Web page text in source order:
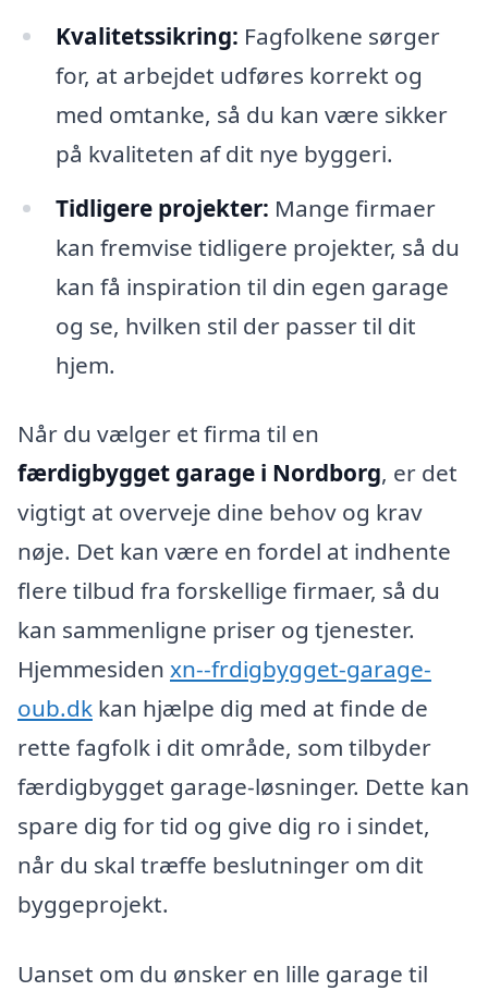
Kvalitetssikring: Fagfolkene sørger
for, at arbejdet udføres korrekt og
med omtanke, så du kan være sikker
på kvaliteten af dit nye byggeri.
Tidligere projekter: Mange firmaer
kan fremvise tidligere projekter, så du
kan få inspiration til din egen garage
og se, hvilken stil der passer til dit
hjem.
Når du vælger et firma til en
færdigbygget garage i Nordborg, er det
vigtigt at overveje dine behov og krav
nøje. Det kan være en fordel at indhente
flere tilbud fra forskellige firmaer, så du
kan sammenligne priser og tjenester.
Hjemmesiden xn--frdigbygget-garage-
oub.dk kan hjælpe dig med at finde de
rette fagfolk i dit område, som tilbyder
færdigbygget garage-løsninger. Dette kan
spare dig for tid og give dig ro i sindet,
når du skal træffe beslutninger om dit
byggeprojekt.
Uanset om du ønsker en lille garage til